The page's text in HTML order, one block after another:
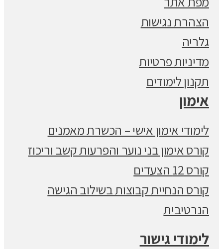
הצהרת נגישות
גלריה
מדיניות פרטיות
תקנון לימודים
אימון
לימודי אימון אישי – הכשרת מאמנים
קורס אימון בני נוער והפרעות קשב וריכוז
קורס 12 הצעדים
קורס הנחיית קבוצות בשילוב הגישה
הנרטיבית
לימודי גישור